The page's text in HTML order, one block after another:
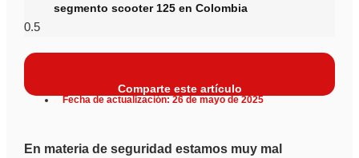
segmento scooter 125 en Colombia
Comparte este artículo
Fecha de actualización: 26 de mayo de 2025
En materia de seguridad estamos muy mal